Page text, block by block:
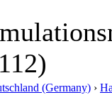
(Germany) ›